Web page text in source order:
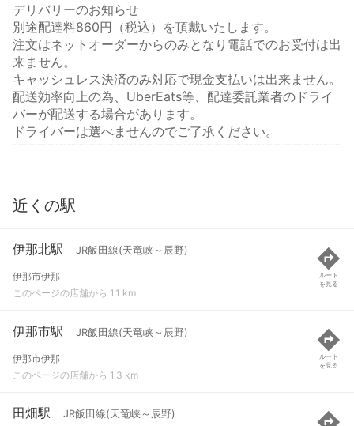
デリバリーのお知らせ
別途配達料860円（税込）を頂戴いたします。
注文はネットオーダーからのみとなり電話でのお受付は出
来ません。
キャッシュレス決済のみ対応で現金支払いは出来ません。
配送効率向上の為、UberEats等、配達委託業者のドライ
バーが配送する場合があります。
ドライバーは選べませんのでご了承ください。
近くの駅
伊那北駅 JR飯田線(天竜峡～辰野)
伊那市伊那
このページの店舗から 1.1 km
ルート
を見る
伊那市駅 JR飯田線(天竜峡～辰野)
伊那市伊那
このページの店舗から 1.3 km
ルート
を見る
田畑駅 JR飯田線(天竜峡～辰野)